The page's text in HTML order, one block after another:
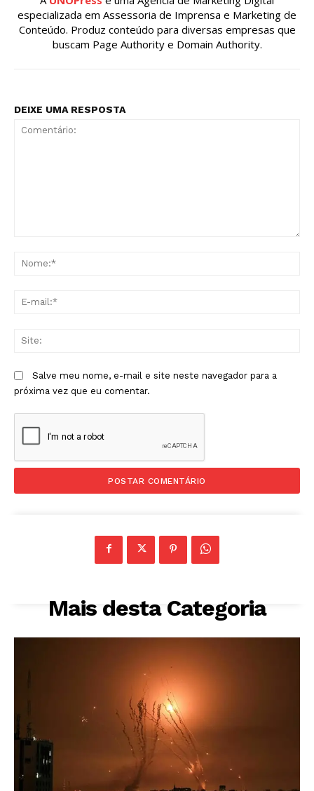
especializada em Assessoria de Imprensa e Marketing de
Conteúdo. Produz conteúdo para diversas empresas que
buscam Page Authority e Domain Authority.
DEIXE UMA RESPOSTA
Salve meu nome, e-mail e site neste navegador para a
próxima vez que eu comentar.
Mais desta Categoria